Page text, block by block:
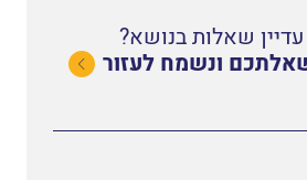
שאלות בנושא?
ונשמח לעזור